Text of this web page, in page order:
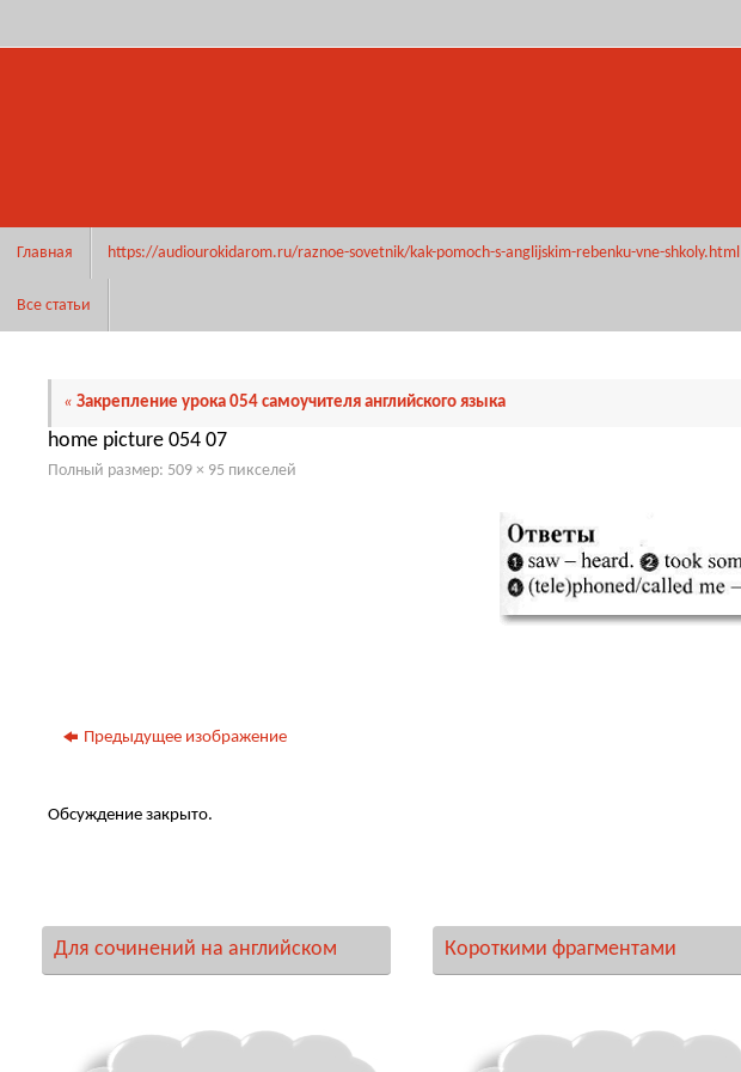
к
Главная https://audiourokidarom.ru/raznoe-sovetnik/kak-pomoch-s-anglijskim-rebenku-vne-shkoly.html
Все статьи
« Закрепление урока 054 самоучителя английского языка
home picture 054 07
Полный размер: 509 × 95 пикселей
Предыдущее изображение
Обсуждение закрыто.
Для сочинений на английском Короткими фрагментами